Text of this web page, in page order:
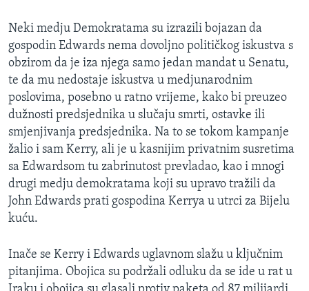
Jezici
Neki medju Demokratama su izrazili bojazan da
gospodin Edwards nema dovoljno političkog iskustva s
obzirom da je iza njega samo jedan mandat u Senatu,
te da mu nedostaje iskustva u medjunarodnim
poslovima, posebno u ratno vrijeme, kako bi preuzeo
dužnosti predsjednika u slučaju smrti, ostavke ili
smjenjivanja predsjednika. Na to se tokom kampanje
žalio i sam Kerry, ali je u kasnijim privatnim susretima
sa Edwardsom tu zabrinutost prevladao, kao i mnogi
drugi medju demokratama koji su upravo tražili da
John Edwards prati gospodina Kerrya u utrci za Bijelu
kuću.
Inače se Kerry i Edwards uglavnom slažu u ključnim
pitanjima. Obojica su podržali odluku da se ide u rat u